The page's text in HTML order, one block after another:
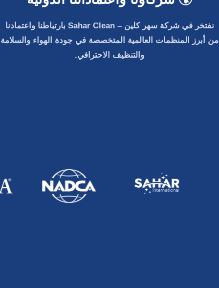
نفتخر فيشركة سهر كلين – Sahar Clean
بارتباطنا واعتمادنا
من أبرز المنظمات العالمية المتخصصة في جودة الهواء والسلامة
والتنظيف الاحترافي.